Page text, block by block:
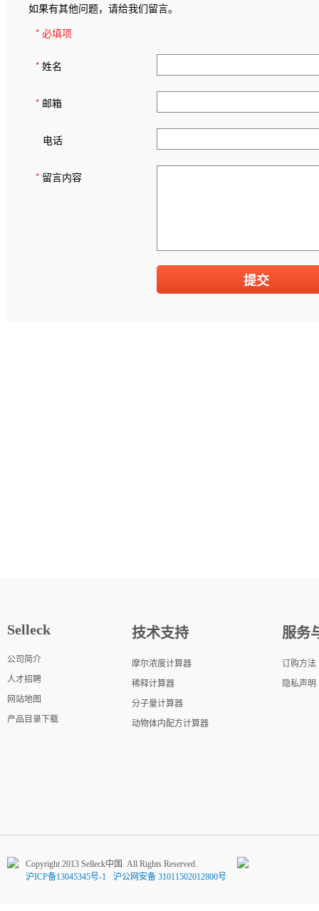
如果有其他问题，请给我们留言。
* 必填项
* 姓名
* 邮箱
电话
* 留言内容
Selleck
公司简介
人才招聘
网站地图
产品目录下载
技术支持
摩尔浓度计算器
稀释计算器
分子量计算器
动物体内配方计算器
服务
订购方法
隐私声明
Copyright 2013 Selleck中国. All Rights Reserved.
沪ICP备13045345号-1
沪公网安备 31011502012800号